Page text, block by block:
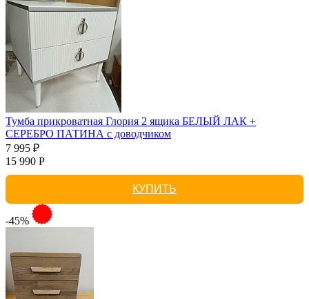
Тумба прикроватная Глория 2 ящика БЕЛЫЙ ЛАК +
СЕРЕБРО ПАТИНА с доводчиком
7 995 ₽
15 990 Р
КУПИТЬ
-45%